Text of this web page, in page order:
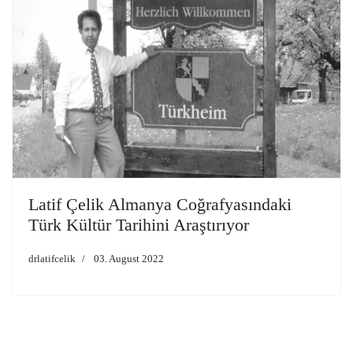
Latif Çelik Almanya Coğrafyasındaki
Türk Kültür Tarihini Araştırıyor
drlatifcelik 03. August 2022